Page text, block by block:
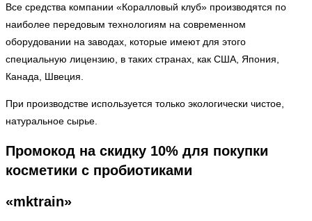
Все средства компании «Коралловый клуб» производятся по
наиболее передовым технологиям на современном
оборудовании на заводах, которые имеют для этого
специальную лицензию, в таких странах, как США, Япония,
Канада, Швеция.
При производстве используется только экологически чистое,
натуральное сырье.
Промокод на скидку 10% для покупки
косметики с пробиотиками
«mktrain»